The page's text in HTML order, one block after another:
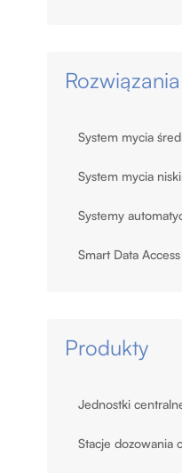
Rozwiązania
System mycia
System mycia
Systemy
Smart Data Access
Produkty
Jednostki
Stacje dozowania